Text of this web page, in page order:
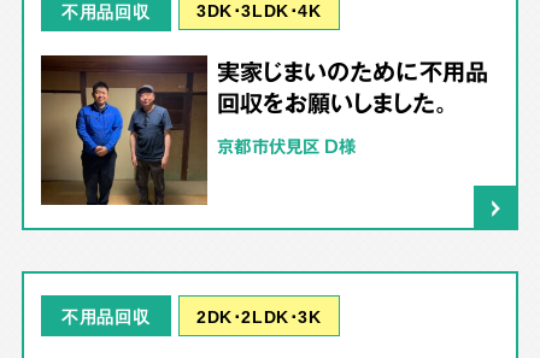
不用品回収 3DK･3LDK･4K
実家じまいのために不用品
回収をお願いしました。
京都市伏見区 D様
不用品回収 2DK･2LDK･3K